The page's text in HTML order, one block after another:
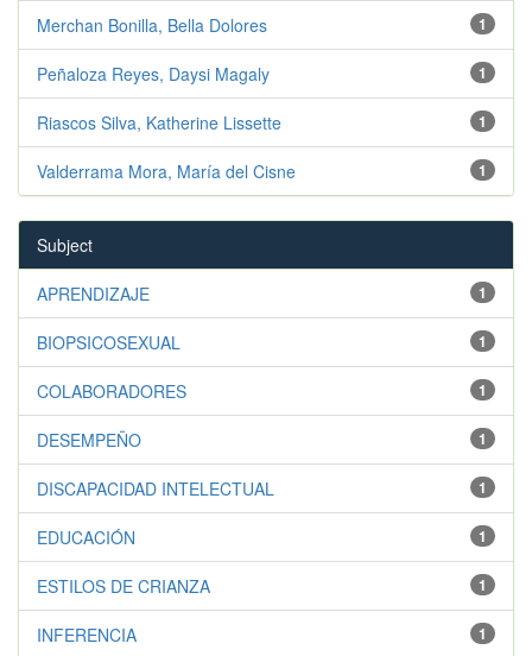
1
Merchan Bonilla, Bella Dolores
1
Peñaloza Reyes, Daysi Magaly
1
Riascos Silva, Katherine Lissette
1
Valderrama Mora, María del Cisne
Subject
1
APRENDIZAJE
1
BIOPSICOSEXUAL
1
COLABORADORES
1
DESEMPEÑO
1
DISCAPACIDAD INTELECTUAL
1
EDUCACIÓN
1
ESTILOS DE CRIANZA
1
INFERENCIA